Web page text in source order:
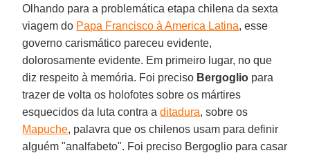
Olhando para a problemática etapa chilena da sexta
viagem do Papa Francisco à America Latina, esse
governo carismático pareceu evidente,
dolorosamente evidente. Em primeiro lugar, no que
diz respeito à memória. Foi preciso Bergoglio para
trazer de volta os holofotes sobre os mártires
esquecidos da luta contra aditadura, sobre os
Mapuche, palavra que os chilenos usam para definir
alguém "analfabeto". Foi preciso Bergoglio para casar